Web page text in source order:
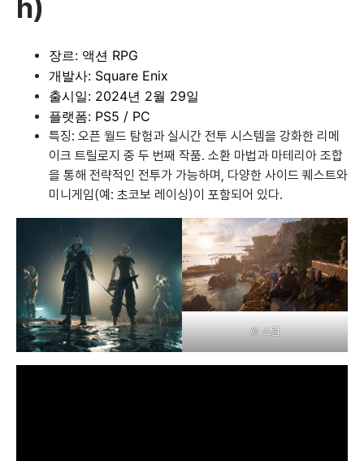
h)
장르: 액션 RPG
개발사: Square Enix
출시일: 2024년 2월 29일
플랫폼: PS5 / PC
특징: 오픈 월드 탐험과 실시간 전투 시스템을 강화한 리메
이크 트릴로지 중 두 번째 작품. 소환 마법과 마테리아 조합
을 통해 전략적인 전투가 가능하며, 다양한 사이드 퀘스트와
미니게임(예: 초코보 레이싱)이 포함되어 있다.
©스팀